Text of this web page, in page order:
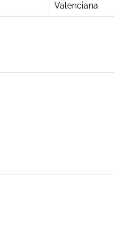
Valenciana